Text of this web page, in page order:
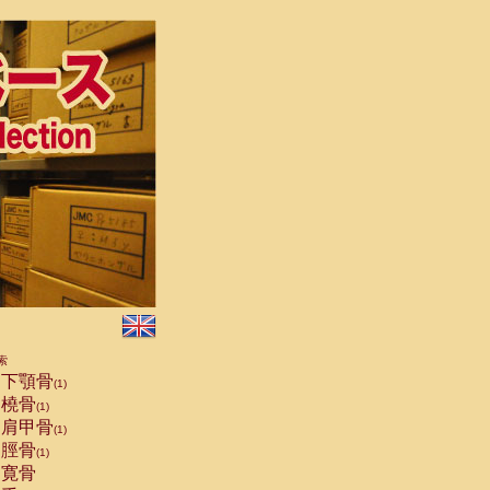
顎骨(1)
骨(1)
甲骨(1)
骨(1)
骨